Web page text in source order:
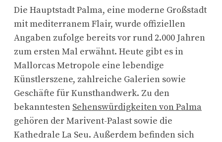
Die Hauptstadt Palma, eine moderne Großstadt
mit mediterranem Flair, wurde offiziellen
Angaben zufolge bereits vor rund 2.000 Jahren
zum ersten Mal erwähnt. Heute gibt es in
Mallorcas Metropole eine lebendige
Künstlerszene, zahlreiche Galerien sowie
Geschäfte für Kunsthandwerk. Zu den
bekanntesten Sehenswürdigkeiten von Palma
gehören der Marivent-Palast sowie die
Kathedrale La Seu. Außerdem befinden sich